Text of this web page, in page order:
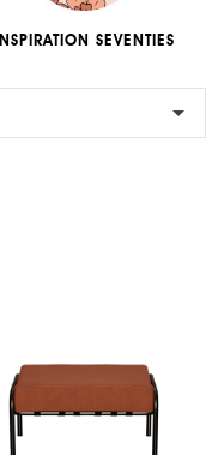
INSPIRATION SEVENTIES
